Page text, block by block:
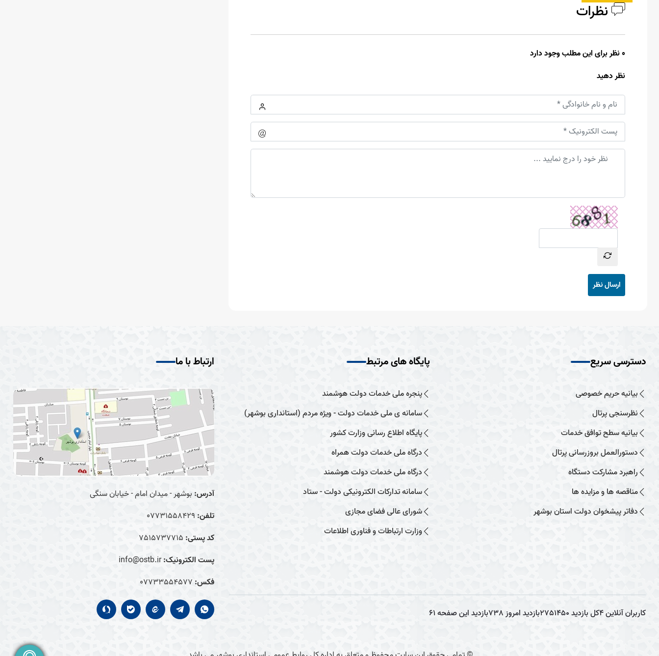
نظرات
0 نظر برای این مطلب وجود دارد
نظر دهید
ارسال نظر
دسترسی سریع
بیانیه حریم خصوصی
نظرسنجی پرتال
بیانیه سطح توافق خدمات
دستورالعمل بروزرسانی پرتال
راهبرد مشارکت دستگاه
مناقصه ها و مزایده ها
دفاتر پیشخوان دولت استان بوشهر
پایگاه های مرتبط
پنجره ملی خدمات دولت هوشمند
سامانه ی ملی خدمات دولت - ویژه مردم (استانداری بوشهر)
پایگاه اطلاع رسانی وزارت کشور
درگاه ملی خدمات دولت همراه
درگاه ملی خدمات دولت هوشمند
سامانه تدارکات الکترونیکی دولت - ستاد
شورای عالی فضای مجازی
وزارت ارتباطات و فناوری اطلاعات
ارتباط با ما
آدرس: بوشهر - میدان امام - خیابان سنگی
تلفن: 07731558429
کد پستی: 7515737715
پست الکترونیک:info@ostb.ir
فکس: 07733554577
کاربران آنلاین4کل بازدید2751450بازدید امروز738بازدید این صفحه61